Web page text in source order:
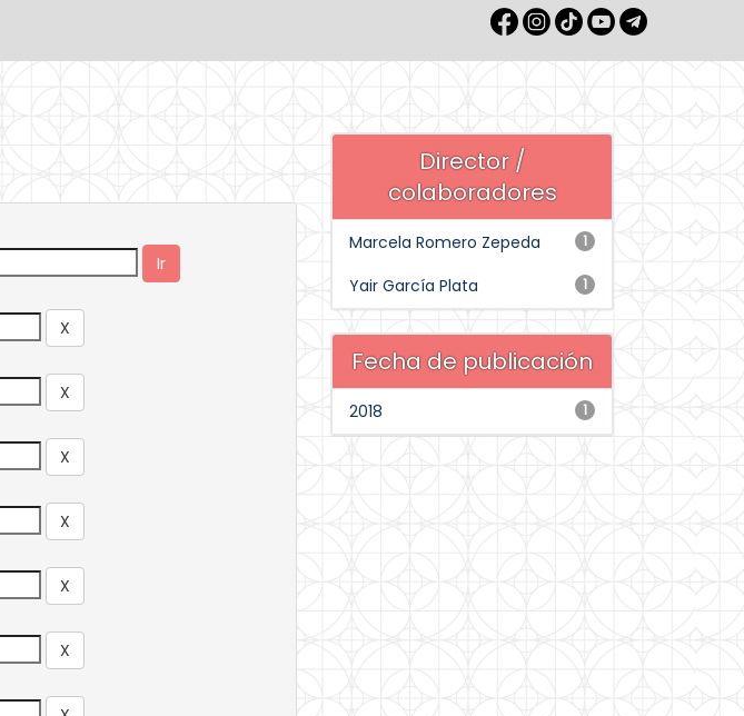
Director /
colaboradores
1
Marcela Romero Zepeda
1
Yair García Plata
Fecha de publicación
1
2018